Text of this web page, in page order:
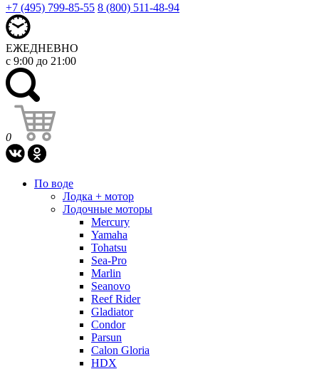
+7 (495) 799-85-55 8 (800) 511-48-94
ЕЖЕДНЕВНО
с 9:00 до 21:00
0
По воде
Лодка + мотор
Лодочные моторы
Mercury
Yamaha
Tohatsu
Sea-Pro
Marlin
Seanovo
Reef Rider
Gladiator
Condor
Parsun
Calon Gloria
HDX